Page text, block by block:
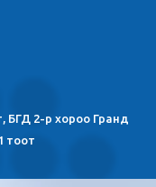
БГД 2-р хороо Гранд
тоот